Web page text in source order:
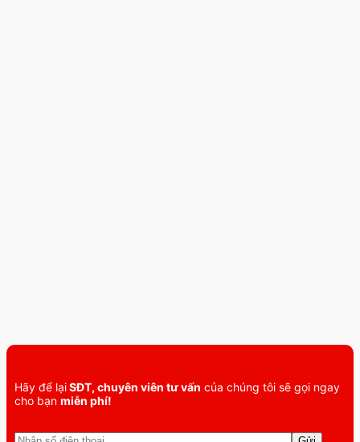
Hãy để lạiSĐT, chuyên viên tư vấn của chúng tôi sẽ gọi ngay
cho bạn miễn phí!